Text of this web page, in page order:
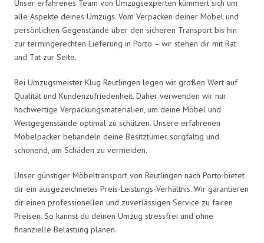
Unser erfahrenes Team von Umzugsexperten kümmert sich um
alle Aspekte deines Umzugs. Vom Verpacken deiner Möbel und
persönlichen Gegenstände über den sicheren Transport bis hin
zur termingerechten Lieferung in Porto – wir stehen dir mit Rat
und Tat zur Seite.
Bei Umzugsmeister Klug Reutlingen legen wir großen Wert auf
Qualität und Kundenzufriedenheit. Daher verwenden wir nur
hochwertige Verpackungsmaterialien, um deine Möbel und
Wertgegenstände optimal zu schützen. Unsere erfahrenen
Möbelpacker behandeln deine Besitztümer sorgfältig und
schonend, um Schäden zu vermeiden.
Unser günstiger Möbeltransport von Reutlingen nach Porto bietet
dir ein ausgezeichnetes Preis-Leistungs-Verhältnis. Wir garantieren
dir einen professionellen und zuverlässigen Service zu fairen
Preisen. So kannst du deinen Umzug stressfrei und ohne
finanzielle Belastung planen.